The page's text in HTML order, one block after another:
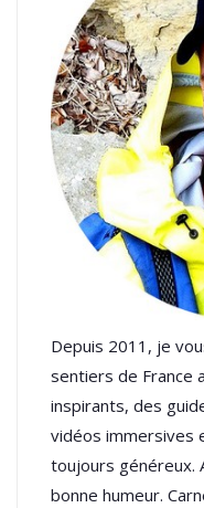
Depuis 2011, je
sentiers de France
inspirants, des
vidéos immersives
toujours généreux.
bonne humeur.